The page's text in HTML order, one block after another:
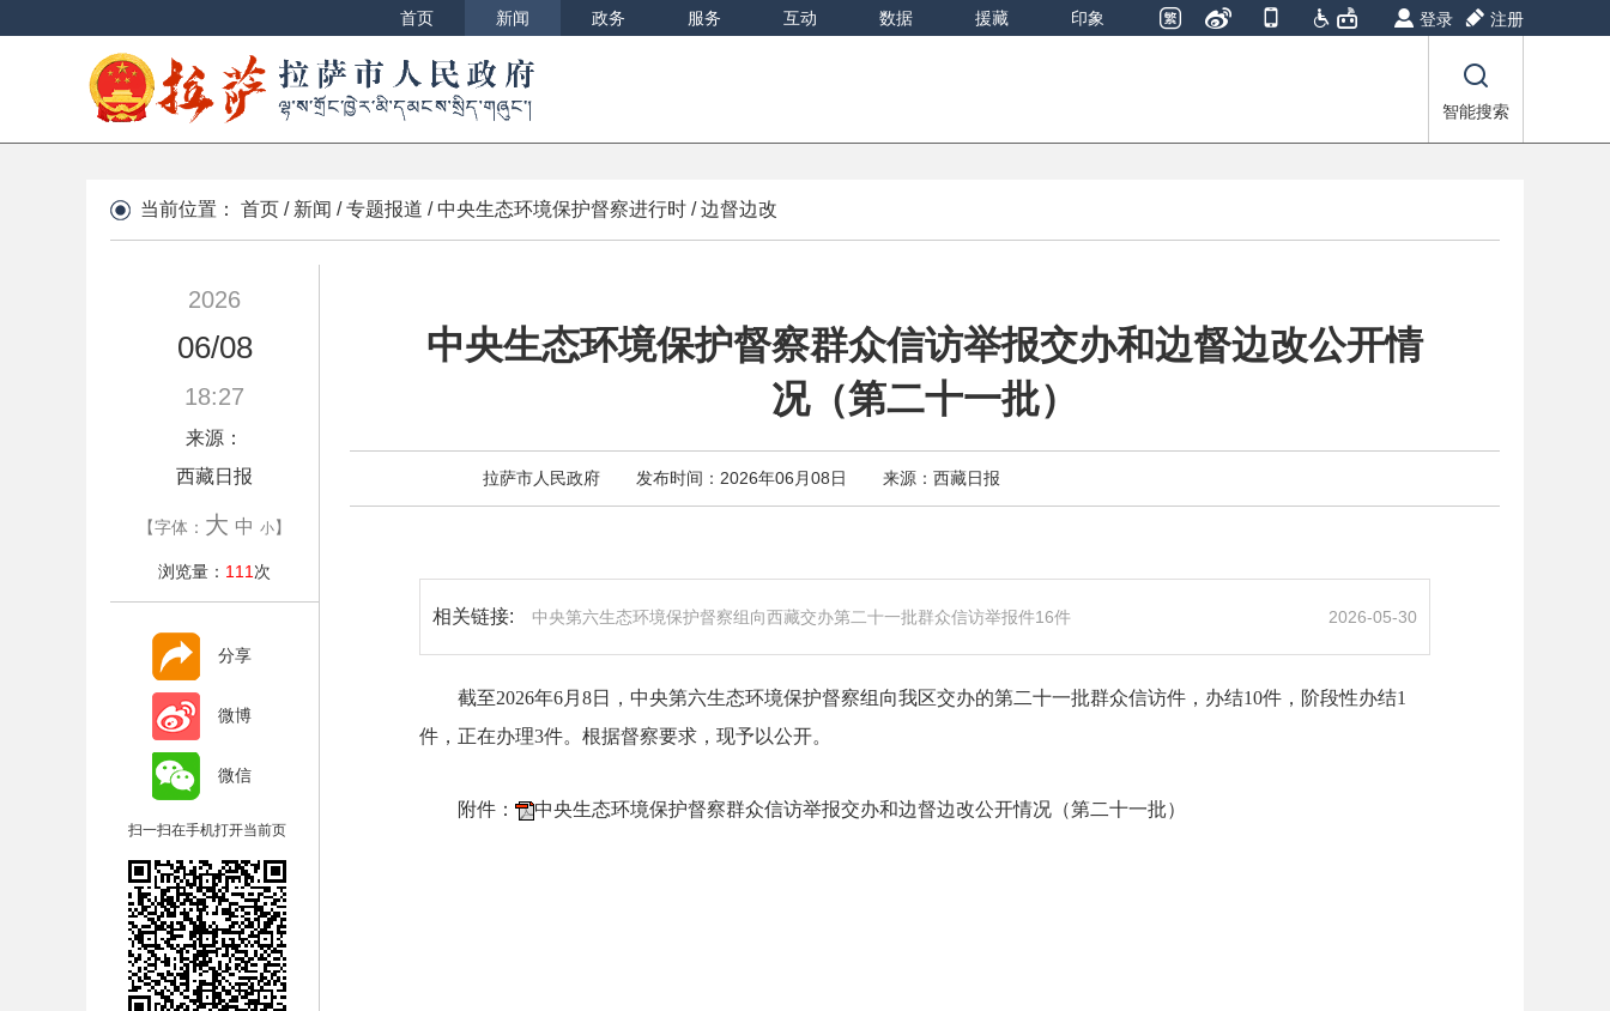
登录 注册
首页 新闻 政务 服务 互动 数据 援藏 印象
智能搜索
当前位置： 首页 / 新闻 /专题报道 / 中央生态环境保护督察进行时 /边督边改
2026
06/08
18:27
来源：
西藏日报
【字体： 大 中 小】
浏览量： 111 次
分享
微博
微信
扫一扫在手机打开当前页
中央生态环境保护督察群众信访举报交办和边督边改公开情
况（第二十一批）
拉萨市人民政府 发布时间：2026年06月08日 来源：西藏日报
相关链接: 2026-05-30
中央第六生态环境保护督察组向西藏交办第二十一批群众信访举报件16件
截至2026年6月8日，中央第六生态环境保护督察组向我区交办的第二十一批群众信访件，办结10件，阶段性办结1
件，正在办理3件。根据督察要求，现予以公开。
附件： 中央生态环境保护督察群众信访举报交办和边督边改公开情况（第二十一批）